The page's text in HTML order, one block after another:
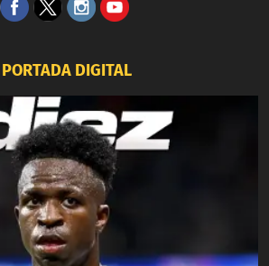
PORTADA DIGITAL